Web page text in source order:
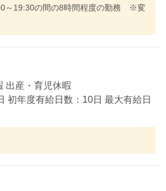
～19:30の間の8時間程度の勤務 ※変
出産・育児休暇
初年度有給日数：10日 最大有給日